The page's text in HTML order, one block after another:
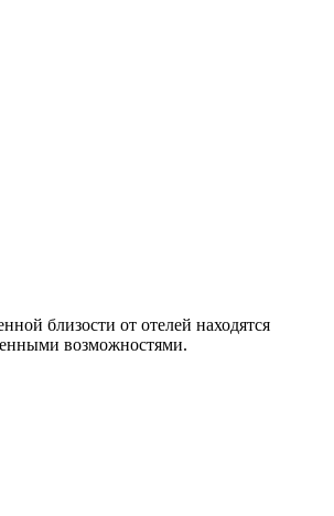
близости от отелей находятся
возможностями.